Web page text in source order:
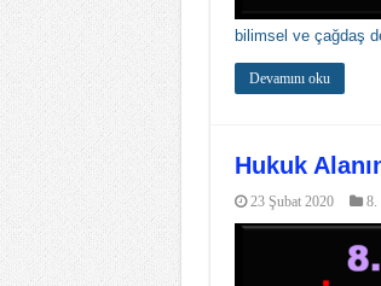
bilimsel ve çağdaş
Devamını oku
Hukuk
23 Şubat 2020 8.